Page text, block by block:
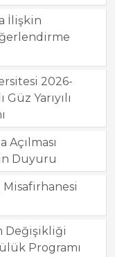
İlişkin
2026-
Yarıyılı
Açılması
Duyuru
Misafirhanesi
Değişikliği
Programı